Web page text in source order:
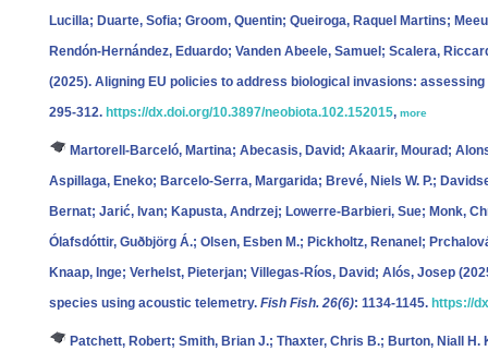
Lucilla; Duarte, Sofia; Groom, Quentin; Queiroga, Raquel Martins;
Rendón-Hernández, Eduardo; Vanden Abeele, Samuel; Scalera,
(2025). Aligning EU policies to address biological invasions:
295-312. https://dx.doi.org/10.3897/neobiota.102.152015, more
Martorell‐Barceló, Martina; Abecasis, David; Akaarir, Mourad;
Aspillaga, Eneko; Barcelo‐Serra, Margarida; Brevé, Niels W. P.;
Bernat; Jarić, Ivan; Kapusta, Andrzej; Lowerre‐Barbieri, Sue; Monk,
Ólafsdóttir, Guðbjörg Á.; Olsen, Esben M.; Pickholtz, Renanel;
Knaap, Inge; Verhelst, Pieterjan; Villegas‐Ríos, David; Alós, Josep
species using acoustic telemetry. Fish Fish. 26(6): 1134-1145. https://
Patchett, Robert; Smith, Brian J.; Thaxter, Chris B.; Burton, Niall H.